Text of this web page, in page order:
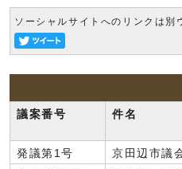
ソーシャルサイトへのリンクは別
議案番号 件名
発議第1号
京田辺市議